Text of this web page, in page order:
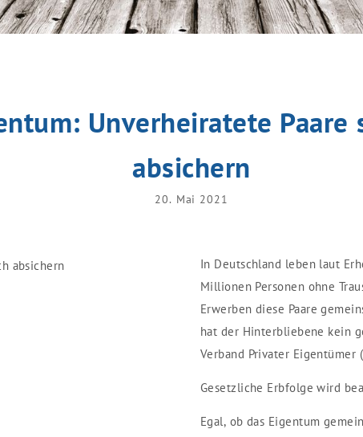
Unverheiratete Paare
absichern
20. Mai 2021
In Deutschland leben laut
Millionen Personen ohne
Erwerben diese Paare
hat der Hinterbliebene kein
Verband Privater Eigentümer
Gesetzliche Erbfolge wird
Egal, ob das Eigentum